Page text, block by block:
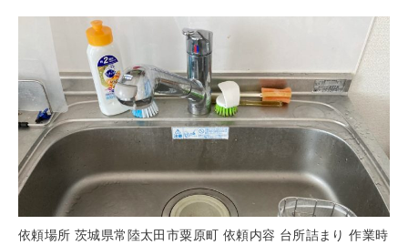
依頼場所 茨城県常陸太田市粟原町 依頼内容 台所詰まり 作業時